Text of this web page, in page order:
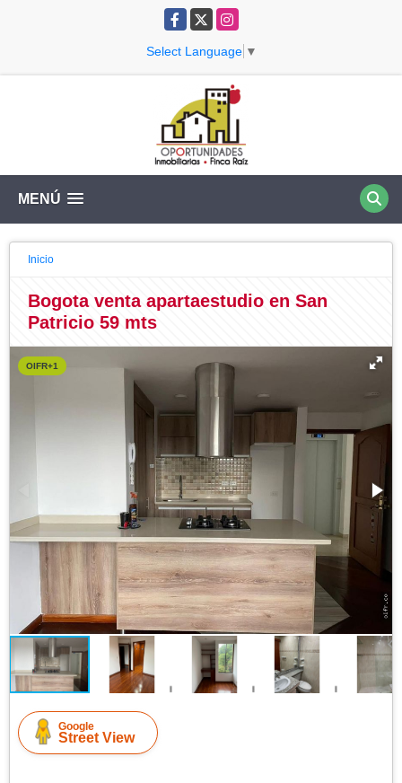
Facebook
X Instagram
Select Language ▼
MENÚ
Inicio
Bogota venta apartaestudio en San
Patricio 59 mts
OIFR+1
Google
Street View